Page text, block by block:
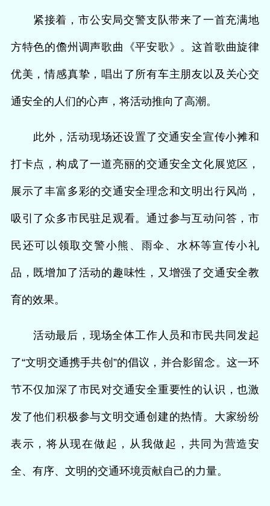
紧接着，市公安局交警支队带来了一首充满地
方特色的儋州调声歌曲《平安歌》。这首歌曲旋律
优美，情感真挚，唱出了所有车主朋友以及关心交
通安全的人们的心声，将活动推向了高潮。
此外，活动现场还设置了交通安全宣传小摊和
打卡点，构成了一道亮丽的交通安全文化展览区，
展示了丰富多彩的交通安全理念和文明出行风尚，
吸引了众多市民驻足观看。通过参与互动问答，市
民还可以领取交警小熊、雨伞、水杯等宣传小礼
品，既增加了活动的趣味性，又增强了交通安全教
育的效果。
活动最后，现场全体工作人员和市民共同发起
了“文明交通携手共创”的倡议，并合影留念。这一环
节不仅加深了市民对交通安全重要性的认识，也激
发了他们积极参与文明交通创建的热情。大家纷纷
表示，将从现在做起，从我做起，共同为营造安
全、有序、文明的交通环境贡献自己的力量。